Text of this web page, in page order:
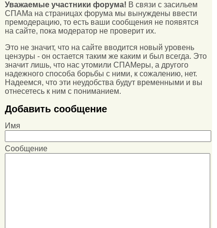
Уважаемые участники форума! В связи с засильем
СПАМа на страницах форума мы вынуждены ввести
премодерацию, то есть ваши сообщения не появятся
на сайте, пока модератор не проверит их.
Это не значит, что на сайте вводится новый уровень
цензуры - он остается таким же каким и был всегда. Это
значит лишь, что нас утомили СПАМеры, а другого
надежного способа борьбы с ними, к сожалению, нет.
Надеемся, что эти неудобства будут временными и вы
отнесетесь к ним с пониманием.
Добавить сообщение
Имя
Сообщение